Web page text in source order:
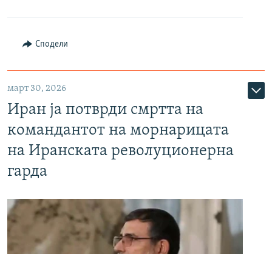
Сподели
март 30, 2026
Иран ја потврди смртта на
командантот на морнарицата
на Иранската револуционерна
гарда